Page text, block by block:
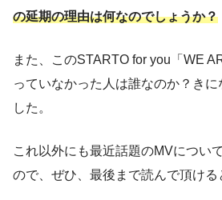
の延期の理由は何なのでしょうか？
また、このSTARTO for you「WE
っていなかった人は誰なのか？きに
した。
これ以外にも最近話題のMVについ
ので、ぜひ、最後まで読んで頂ける